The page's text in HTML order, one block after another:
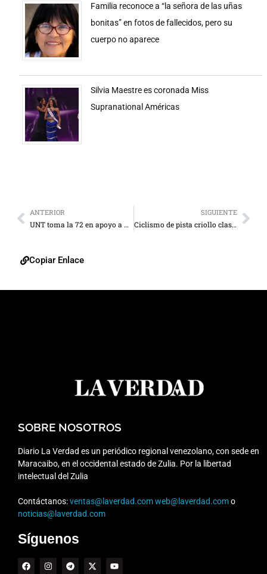
Familia reconoce a “la señora de las uñas
bonitas” en fotos de fallecidos, pero su
cuerpo no aparece
Silvia Maestre es coronada Miss
Supranational Américas
ANTERIOR
UNT toma la 72 en apoyo a Manuel Rosales
SIGUIENTE
Ciclismo de pista criollo clasifica a Río
Copiar Enlace
SOBRE NOSOTROS
Diario La Verdad es un periódico regional venezolano, con sede en
Maracaibo, en el occidental estado de Zulia. Por la libertad
intelectual del Zulia
Contáctanos:ventas@laverdad.comweb@laverdad.como
noticias@laverdad.com
Síguenos